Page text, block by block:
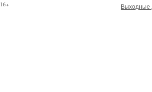
16+ Выходные